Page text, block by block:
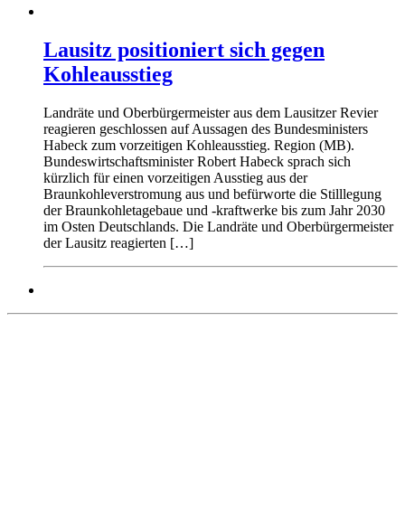
Lausitz positioniert sich gegen
Kohleausstieg
Landräte und Oberbürgermeister aus dem Lausitzer Revier
reagieren geschlossen auf Aussagen des Bundesministers
Habeck zum vorzeitigen Kohleausstieg. Region (MB).
Bundeswirtschaftsminister Robert Habeck sprach sich
kürzlich für einen vorzeitigen Ausstieg aus der
Braunkohleverstromung aus und befürworte die Stilllegung
der Braunkohletagebaue und -kraftwerke bis zum Jahr 2030
im Osten Deutschlands. Die Landräte und Oberbürgermeister
der Lausitz reagierten […]